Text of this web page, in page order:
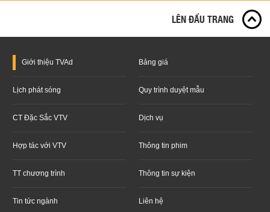
LÊN ĐẦU TRANG
Giới thiệu TVAd Bảng giá
Lịch phát sóng Quy trình duyệt mẫu
CT Đặc Sắc VTV Dịch vụ
Hợp tác với VTV Thông tin phim
TT chương trình Thông tin sự kiện
Tin tức ngành Liên hệ